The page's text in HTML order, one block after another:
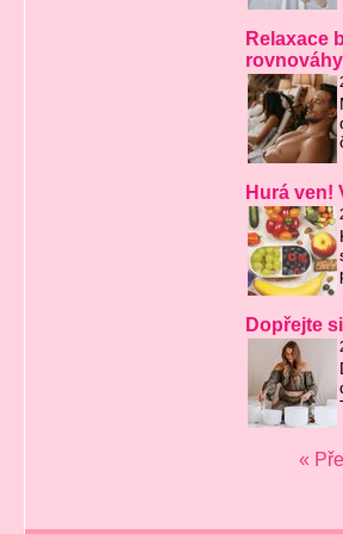
Relaxace
rovnováhy
Hurá ven!
Dopřejte
«